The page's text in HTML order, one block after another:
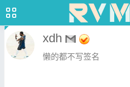
xdh
懒的都不写签名